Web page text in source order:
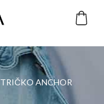
TRIČKO ANCHOR